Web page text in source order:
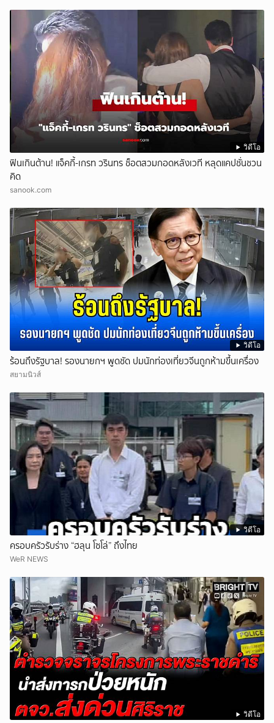
วิดีโอ
ฟินเกินต้าน! แจ็คกี้-เกรท วรินทร ช็อตสวมกอดหลังเวที หลุดแคปชั่นชวน
คิด
sanook.com
วิดีโอ
ร้อนถึงรัฐบาล! รองนายกฯ พูดชัด ปมนักท่องเที่ยวจีนถูกห้ามขึ้นเครื่อง
สยามนิวส์
วิดีโอ
ครอบครัวรับร่าง “ฮลุน โซโล่” ถึงไทย
WeR NEWS
วิดีโอ